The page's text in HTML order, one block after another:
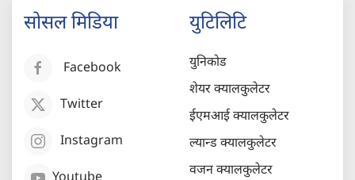
सोसल मिडिया
Facebook
Twitter
Instagram
युटिलिटि
युनिकोड
शेयर क्यालकुलेटर
ईएमआई क्यालकुलेटर
ल्यान्ड क्यालकुलेटर
वजन क्यालकुलेटर